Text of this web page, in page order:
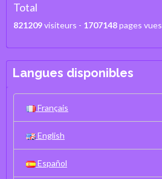
Total
821209visiteurs - 1707148pages vues
Langues disponibles
Français
English
Español